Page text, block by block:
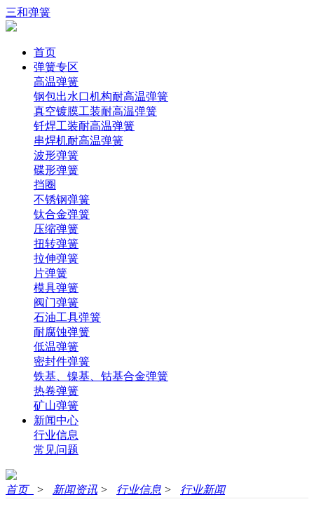
三和弹簧
首页
弹簧专区
高温弹簧
钢包出水口机构耐高温弹簧
真空镀膜工装耐高温弹簧
钎焊工装耐高温弹簧
串焊机耐高温弹簧
波形弹簧
碟形弹簧
挡圈
不锈钢弹簧
钛合金弹簧
压缩弹簧
扭转弹簧
拉伸弹簧
片弹簧
模具弹簧
阀门弹簧
石油工具弹簧
耐腐蚀弹簧
低温弹簧
密封件弹簧
铁基、镍基、钴基合金弹簧
热卷弹簧
矿山弹簧
新闻中心
行业信息
常见问题
首页 > 新闻资讯 > 行业信息 > 行业新闻